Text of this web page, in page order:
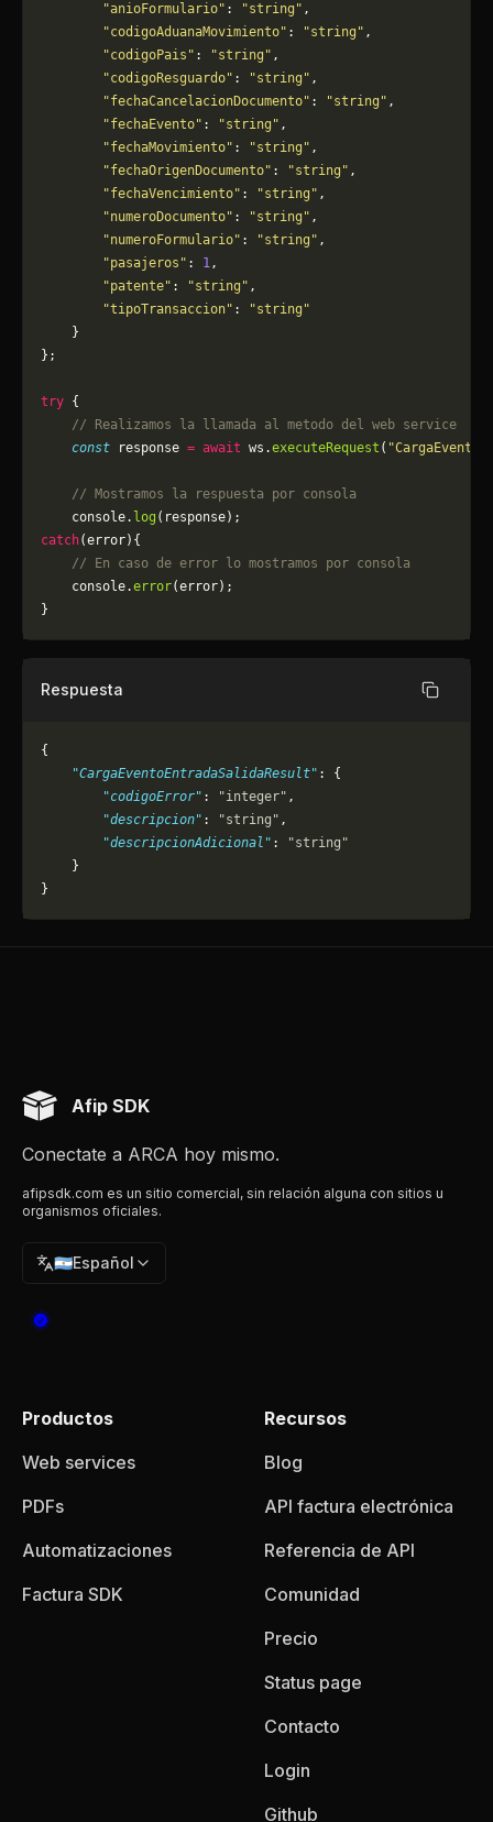
        "anioFormulario"
: "string" ,
        "codigoAduanaMovimiento"
: "string" ,
        "codigoPais"
: "string" ,
        "codigoResguardo"
: "string" ,
        "fechaCancelacionDocumento"
: "string" ,
        "fechaEvento"
: "string" ,
        "fechaMovimiento"
: "string" ,
        "fechaOrigenDocumento"
: "string" ,
        "fechaVencimiento"
: "string" ,
        "numeroDocumento"
: "string" ,
        "numeroFormulario"
: "string" ,
        "pasajeros"
: 1,
        "patente"
: "string" ,
        "tipoTransaccion"
:
"string"
    }
};
try {
    // Realizamos la llamada al metodo del web service
    const
response = await ws.executeRequest (
    // Mostramos la respuesta por consola
    console.
log (response);
catch(error){
    // En caso de error lo mostramos por consola
	console.
error(error);
}
Respuesta Copiar
{
    "CargaEventoEntradaSalidaResult"
: {
        "codigoError"
: "integer" ,
        "descripcion"
: "string" ,
        "descripcionAdicional"
:
"string"
    }
}
Afip SDK
Conectate a ARCA hoy mismo.
afipsdk.com es un sitio comercial, sin relación alguna con sitios u
organismos oficiales.
🇦🇷Español
Productos
Web services
PDFs
Automatizaciones
Factura SDK
Recursos
Blog
API factura electrónica
Referencia de API
Comunidad
Precio
Status page
Contacto
Login
Github